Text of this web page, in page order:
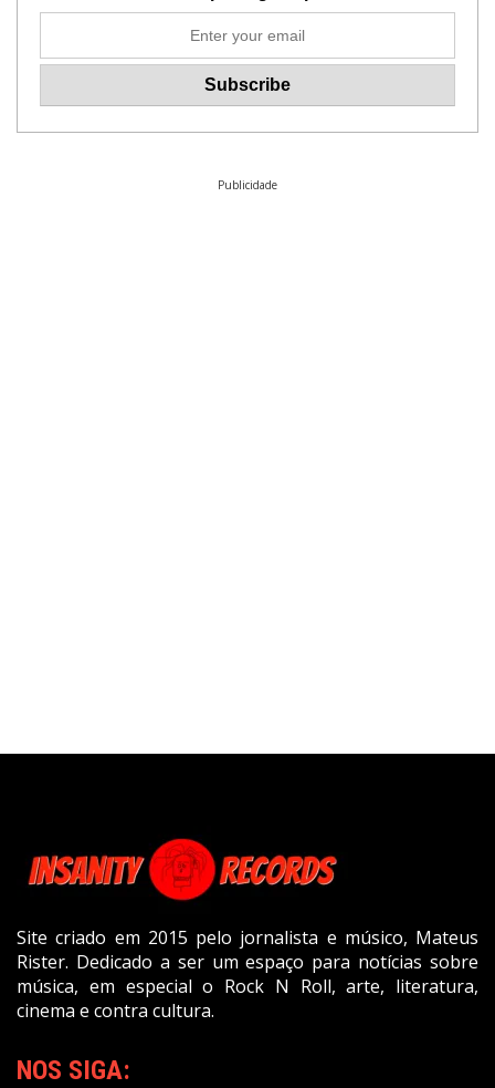
Publicidade
Site criado em 2015 pelo jornalista e músico, Mateus
Rister. Dedicado a ser um espaço para notícias sobre
música, em especial o Rock N Roll, arte, literatura,
cinema e contra cultura.
NOS SIGA: